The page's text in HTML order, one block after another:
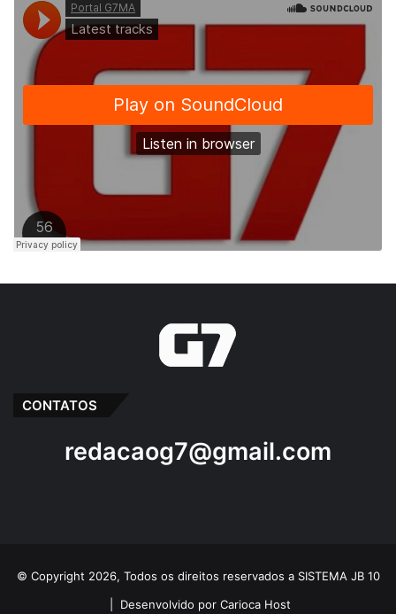
CONTATOS
redacaog7@gmail.com
© Copyright 2026, Todos os direitos reservados a SISTEMA JB 10
Desenvolvido por Carioca Host